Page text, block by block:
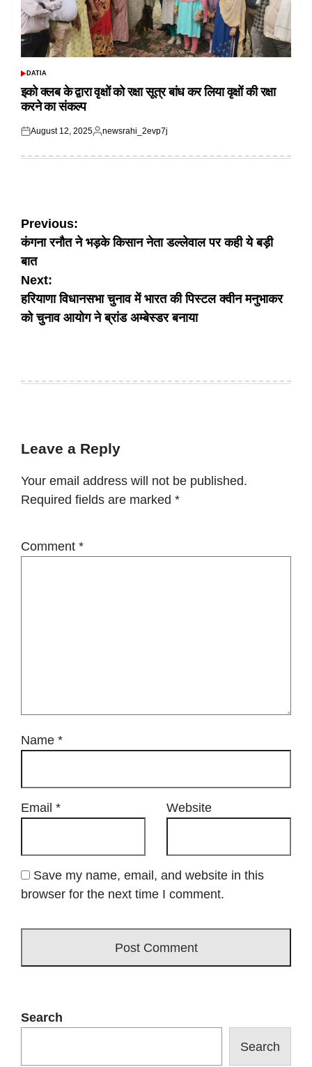
POSTED
DATIA
इको क्लब के द्वारा वृक्षों को रक्षा सूत्र बांध कर लिया वृक्षों की रक्षा
करने का संकल्प
Posted
August 12, 2025
Posted
newsrahi_2evp7j
Post
navigation
Previous:
कंगना रनौत ने भड़के किसान नेता डल्लेवाल पर कही ये बड़ी
बात
Next:
हरियाणा विधानसभा चुनाव में भारत की पिस्टल क्वीन मनुभाकर
को चुनाव आयोग ने ब्रांड अम्बेस्डर बनाया
Leave a Reply
Your email address will not be published.
Required fields are marked *
Comment *
Name *
Email * Website
Save my name, email, and website in this
browser for the next time I comment.
Search
Search